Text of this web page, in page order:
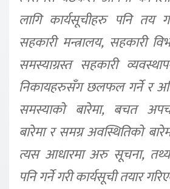
लागि कार्यसूचीहरु पनि
सहकारी मन्त्रालय, सहकारी
समस्याग्रस्त सहकारी
निकायहरुसँग छलफल गर्ने र
समस्याको बारेमा, बचत
बारेमा र समग्र अवस्थितिको
त्यस आधारमा अरु सूचना,
पनि गर्ने गरी कार्यसूची तयार